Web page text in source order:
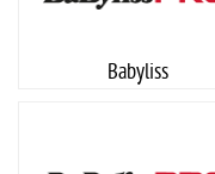
Babyliss